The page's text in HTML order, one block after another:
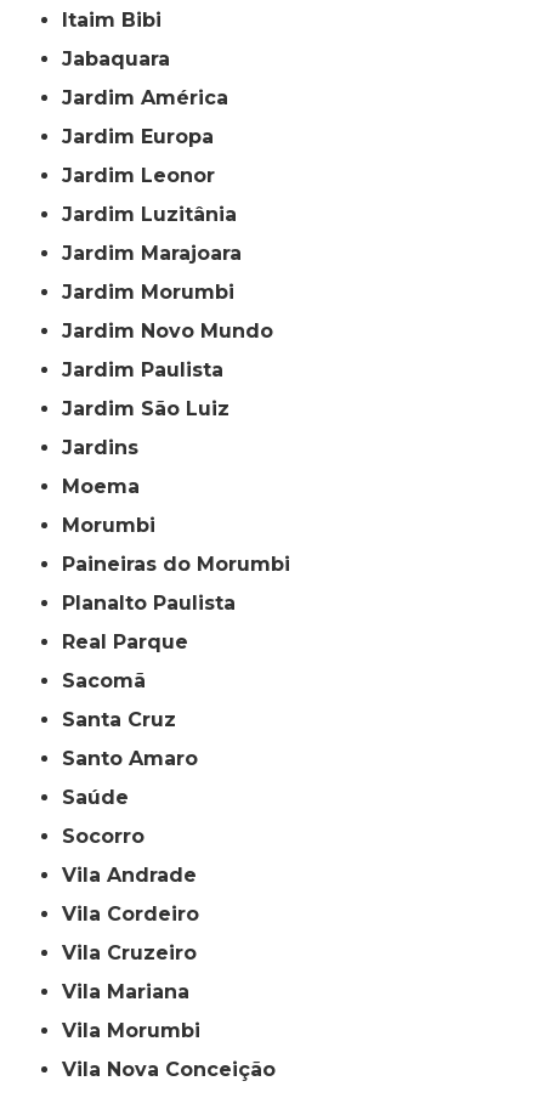
Itaim Bibi
Jabaquara
Jardim América
Jardim Europa
Jardim Leonor
Jardim Luzitânia
Jardim Marajoara
Jardim Morumbi
Jardim Novo Mundo
Jardim Paulista
Jardim São Luiz
Jardins
Moema
Morumbi
Paineiras do Morumbi
Planalto Paulista
Real Parque
Sacomã
Santa Cruz
Santo Amaro
Saúde
Socorro
Vila Andrade
Vila Cordeiro
Vila Cruzeiro
Vila Mariana
Vila Morumbi
Vila Nova Conceição